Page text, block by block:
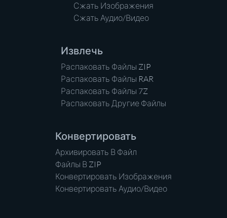
Сжать Изображения
Сжать Аудио/Видео
Извлечь
Распаковать Файлы ZIP
Распаковать Файлы RAR
Распаковать Файлы 7Z
Распаковать Другие Файлы
Конвертировать
Архивировать В Файл
Файлы В ZIP
Конвертировать Изображения
Конвертировать Аудио/Видео